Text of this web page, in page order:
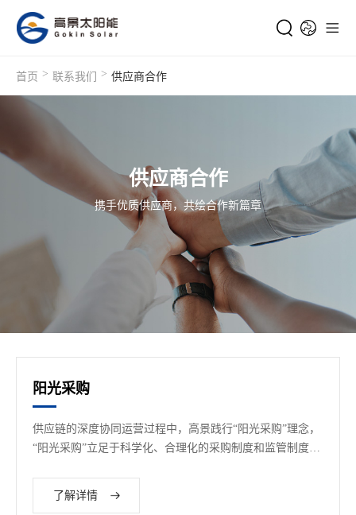
首页 > 联系我们 > 供应商合作
供应商合作
携手优质供应商，共绘合作新篇章
阳光采购
供应链的深度协同运营过程中，高景践行“阳光采购”理念，
“阳光采购”立足于科学化、合理化的采购制度和监管制度，
了解详情